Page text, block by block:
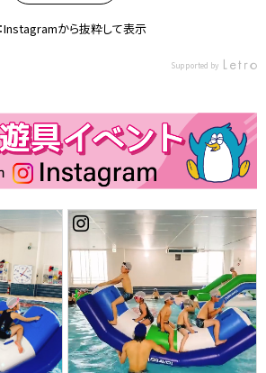
!! 受験勉
！ #日本
し 筋力アップや体の使い方を学
びました。 小学生は泳法を動画
たりと 日常の練習ではできない
すが また2022年から頑張って
いきましょう💪 #コパン可児 #
選手コース #強化合宿 #お疲れ
様でした #水中写真はとても難
しい u0040copin_swim #copin
Instagramから抜粋して表示
Supported by